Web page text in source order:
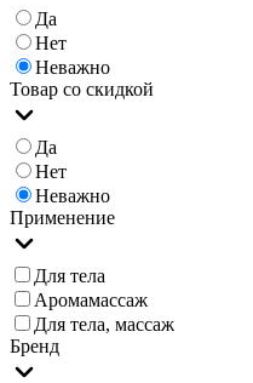
Да
Нет
Неважно
Товар со скидкой
Да
Нет
Неважно
Применение
Для тела
Аромамассаж
Для тела, массаж
Бренд